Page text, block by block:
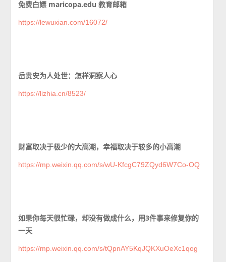
免费白嫖 maricopa.edu 教育邮箱
https://lewuxian.com/16072/
岳贵安为人处世：怎样洞察人心
https://lizhia.cn/8523/
财富取决于极少的大高潮，幸福取决于较多的小高潮
https://mp.weixin.qq.com/s/wU-KfcgC79ZQyd6W7Co-OQ
如果你每天很忙碌，却没有做成什么，用3件事来修复你的
一天
https://mp.weixin.qq.com/s/tQpnAY5KqJQKXuOeXc1qog